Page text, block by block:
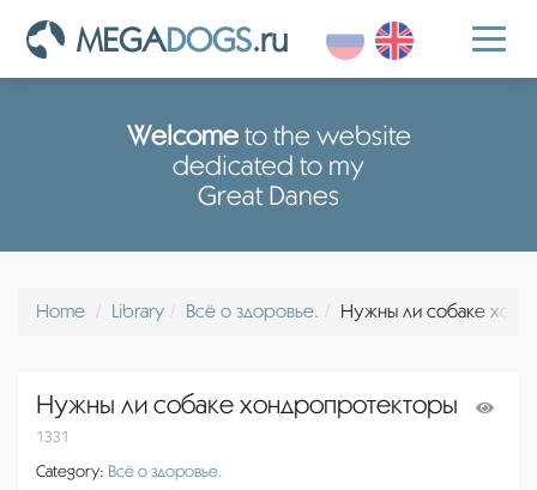
MEGADOGS.ru
Welcometo the website
dedicated to my
Great Danes
Home Library Всё о здоровье. Нужны ли собаке
Нужны ли собаке хондропротекторы
1331
Category: Всё о здоровье.